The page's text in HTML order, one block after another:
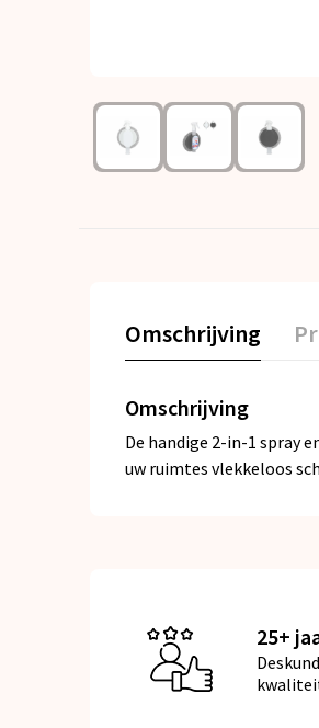
Omschrijving
Omschrijving
De handige 2-in-1 spray
uw ruimtes vlekkeloos
25+